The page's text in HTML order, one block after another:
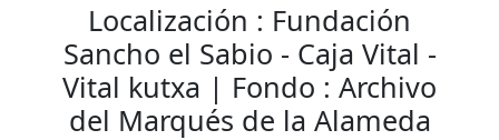
Localización : Fundación
Sancho el Sabio - Caja Vital -
Vital kutxa | Fondo : Archivo
del Marqués de la Alameda